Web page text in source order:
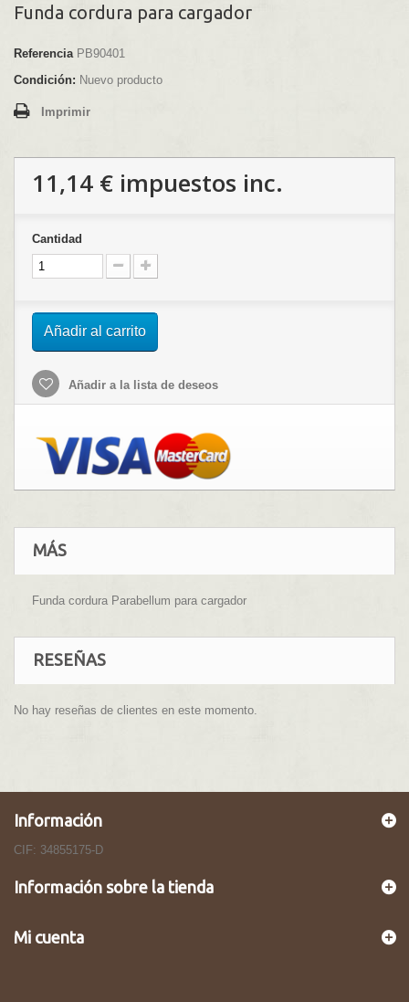
Funda cordura para cargador
Referencia PB90401
Condición: Nuevo producto
Imprimir
11,14 € impuestos inc.
Cantidad
Añadir al carrito
Añadir a la lista de deseos
MÁS
Funda cordura Parabellum para cargador
RESEÑAS
No hay reseñas de clientes en este momento.
Información
CIF: 34855175-D
Información sobre la tienda
Mi cuenta